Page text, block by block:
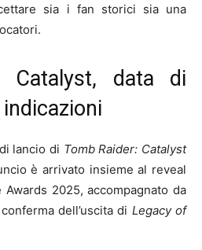
sia i fan storici sia una
Catalyst, data di
lancio di Tomb Raider: Catalyst
è arrivato insieme al reveal
2025, accompagnato da
dell’uscita di Legacy of